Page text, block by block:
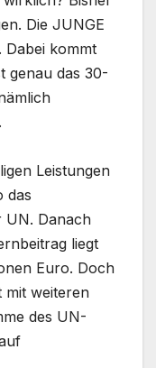
Die JUNGE
Dabei kommt
genau das 30-
Leistungen
das
UN. Danach
liegt
Euro. Doch
mit weiteren
des UN-